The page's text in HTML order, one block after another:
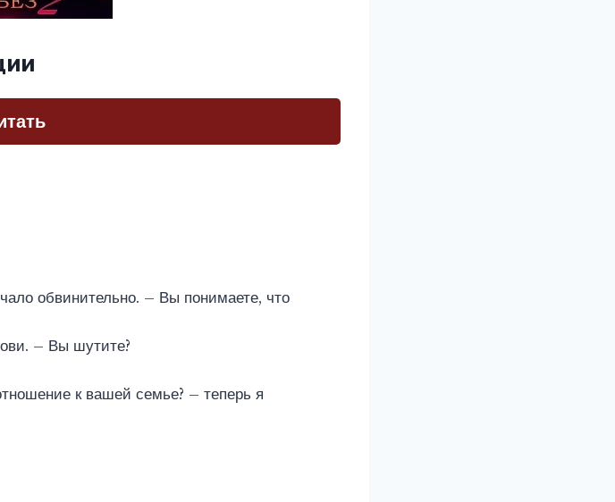
обвинительно. – Вы понимаете, что
– Вы шутите?
к вашей семье? – теперь я